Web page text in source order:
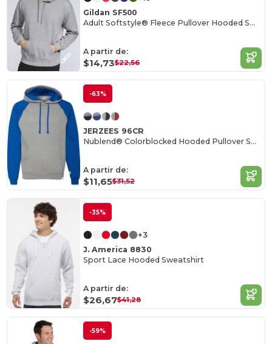
Gildan SF500
Adult Softstyle® Fleece Pullover Hooded Sweatshirt
A partir de:
$14,73$22,56
-63%
JERZEES 96CR
Nublend® Colorblocked Hooded Pullover Sweatshirt
A partir de:
$11,65$31,52
-35%
+3
J. America 8830
Sport Lace Hooded Sweatshirt
A partir de:
$26,67$41,28
-59%